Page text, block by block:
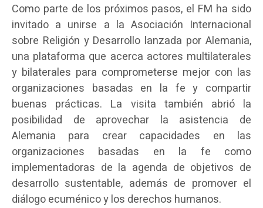
Como parte de los próximos pasos, el FM ha sido
invitado a unirse a la Asociación Internacional
sobre Religión y Desarrollo lanzada por Alemania,
una plataforma que acerca actores multilaterales
y bilaterales para comprometerse mejor con las
organizaciones basadas en la fe y compartir
buenas prácticas. La visita también abrió la
posibilidad de aprovechar la asistencia de
Alemania para crear capacidades en las
organizaciones basadas en la fe como
implementadoras de la agenda de objetivos de
desarrollo sustentable, además de promover el
diálogo ecuménico y los derechos humanos.